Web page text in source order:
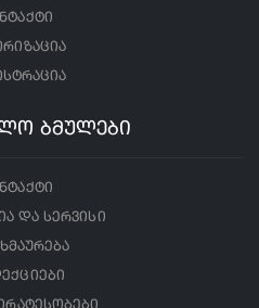
ბმულები
და სერვისი